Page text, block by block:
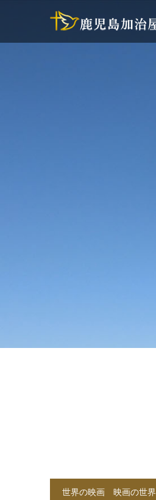
世界の映画 映画の世界